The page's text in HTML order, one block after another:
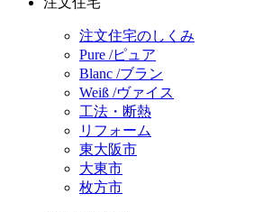
注文住宅のしくみ
Pure /ピュア
Blanc /ブラン
Weiß /ヴァイス
工法・断熱
リフォーム
東大阪市
大東市
枚方市